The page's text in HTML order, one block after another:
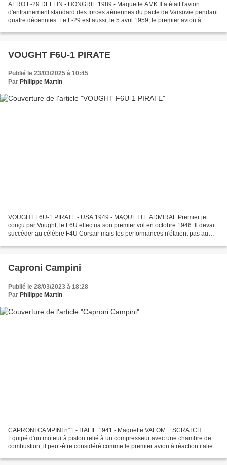
AERO L-29 DELFIN - HONGRIE 1989 - Maquette AMK Il a était l'avion
d'entrainement standard des forces aériennes du pacte de Varsovie pendant
quatre décennies. Le L-29 est aussi, le 5 avril 1959, le premier avion à
VOUGHT F6U-1 PIRATE
Publié le 23/03/2025 à 10:45
Par Philippe Martin
VOUGHT F6U-1 PIRATE - USA 1949 - MAQUETTE ADMIRAL Premier jet
conçu par Vought, le F6U effectua son premier vol en octobre 1946. Il devait
succéder au célèbre F4U Corsair mais les performances n'étaient pas au
Caproni Campini
Publié le 28/03/2023 à 18:28
Par Philippe Martin
CAPRONI CAMPINI n°1 - ITALIE 1941 - Maquette VALOM + SCRATCH
Equipé d'un moteur à piston relié à un compresseur avec une chambre de
combustion, il peut-être considéré comme le premier avion à réaction italien.